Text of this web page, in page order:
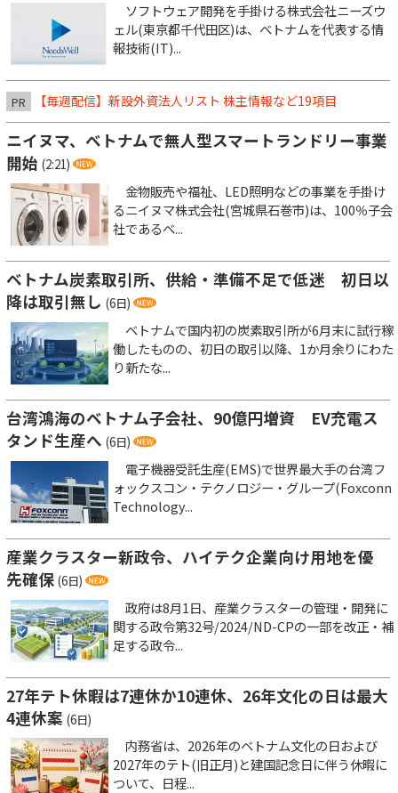
ソフトウェア開発を手掛ける株式会社ニーズウ
ェル(東京都千代田区)は、ベトナムを代表する情
報技術(IT)...
PR 【毎週配信】新設外資法人リスト 株主情報など19項目
ニイヌマ、ベトナムで無人型スマートランドリー事業
開始 (2:21)
金物販売や福祉、LED照明などの事業を手掛け
るニイヌマ株式会社(宮城県石巻市)は、100％子会
社であるベ...
ベトナム炭素取引所、供給・準備不足で低迷 初日以
降は取引無し (6日)
ベトナムで国内初の炭素取引所が6月末に試行稼
働したものの、初日の取引以降、1か月余りにわた
り新たな...
台湾鴻海のベトナム子会社、90億円増資 EV充電ス
タンド生産へ (6日)
電子機器受託生産(EMS)で世界最大手の台湾フ
ォックスコン・テクノロジー・グループ(Foxconn
Technology...
産業クラスター新政令、ハイテク企業向け用地を優
先確保 (6日)
政府は8月1日、産業クラスターの管理・開発に
関する政令第32号/2024/ND-CPの一部を改正・補
足する政令...
27年テト休暇は7連休か10連休、26年文化の日は最大
4連休案 (6日)
内務省は、2026年のベトナム文化の日および
2027年のテト(旧正月)と建国記念日に伴う休暇に
ついて、日程...